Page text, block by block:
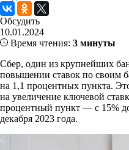
Обсудить
10.01.2024
Время чтения: 3 минуты
Сбер, один из крупнейших
повышении ставок по своим
на 1,1 процентных пункта.
на увеличение ключевой
процентный пункт — с 15%
декабря 2023 года.